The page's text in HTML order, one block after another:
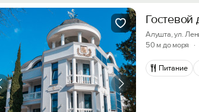
Алушта, ул.
50 м до моря
·
Питание